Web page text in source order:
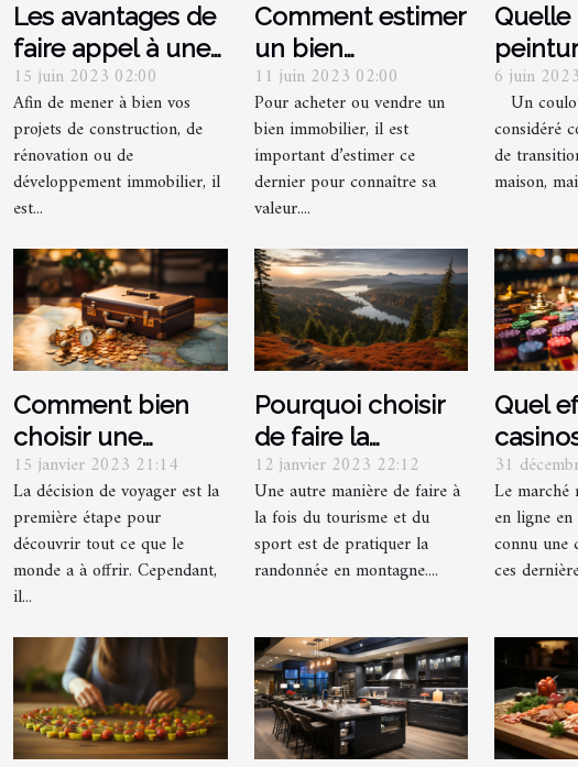
Les avantages de
faire appel à une
entreprise de
démolition pour
vos projets
15 juin 2023 02:00
Afin de mener à bien vos
projets de construction, de
rénovation ou de
développement immobilier, il
est...
Comment estimer
un bien
immobilier à
Brive-la-Gaillarde
?
11 juin 2023 02:00
Pour acheter ou vendre un
bien immobilier, il est
important d’estimer ce
dernier pour connaître sa
valeur....
pour
ses
6 juin
Un
considéré
de
maison,
Comment bien
choisir une
destination de
voyage ?
15 janvier 2023 21:14
La décision de voyager est la
première étape pour
découvrir tout ce que le
monde a à offrir. Cependant,
il...
Pourquoi choisir
de faire la
randonnée ?
12 janvier 2023 22:12
Une autre manière de faire à
la fois du tourisme et du
sport est de pratiquer la
randonnée en montagne....
Quel
sur
31
Le marché
en ligne
connu une
ces